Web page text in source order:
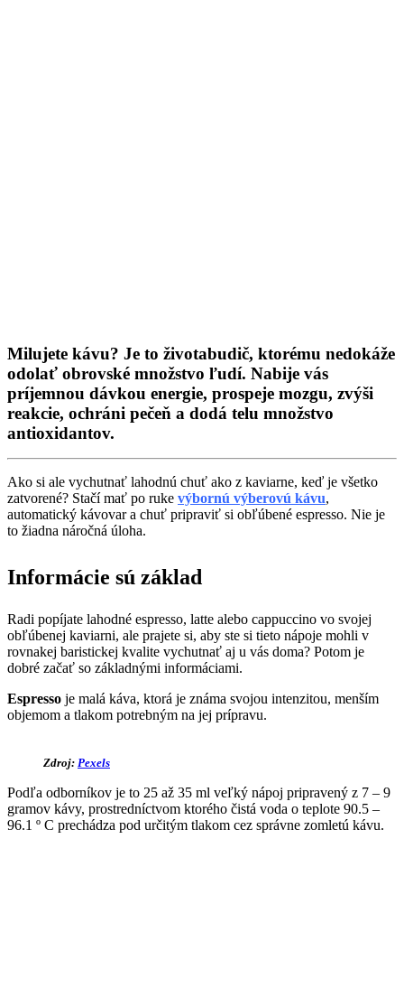
Milujete kávu? Je to životabudič, ktorému nedokáže
odolať obrovské množstvo ľudí. Nabije vás
príjemnou dávkou energie, prospeje mozgu, zvýši
reakcie, ochráni pečeň a dodá telu množstvo
antioxidantov.
Ako si ale vychutnať lahodnú chuť ako z kaviarne, keď je všetko
zatvorené? Stačí mať po ruke výbornú výberovú kávu,
automatický kávovar a chuť pripraviť si obľúbené espresso. Nie je
to žiadna náročná úloha.
Informácie sú základ
Radi popíjate lahodné espresso, latte alebo cappuccino vo svojej
obľúbenej kaviarni, ale prajete si, aby ste si tieto nápoje mohli v
rovnakej baristickej kvalite vychutnať aj u vás doma? Potom je
dobré začať so základnými informáciami.
Espresso je malá káva, ktorá je známa svojou intenzitou, menším
objemom a tlakom potrebným na jej prípravu.
Zdroj: Pexels
Podľa odborníkov je to 25 až 35 ml veľký nápoj pripravený z 7 – 9
gramov kávy, prostredníctvom ktorého čistá voda o teplote 90.5 –
96.1 º C prechádza pod určitým tlakom cez správne zomletú kávu.